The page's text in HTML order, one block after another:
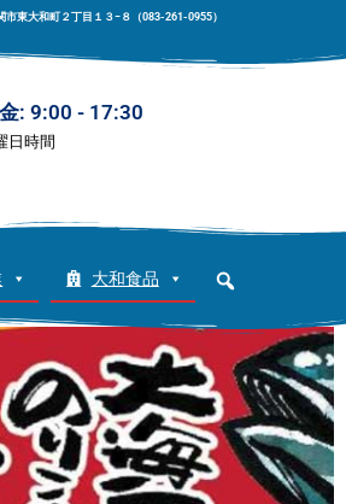
市東大和町２丁目１３−８（083-261-0955）
: 9:00 - 17:30
日時間
大和食品